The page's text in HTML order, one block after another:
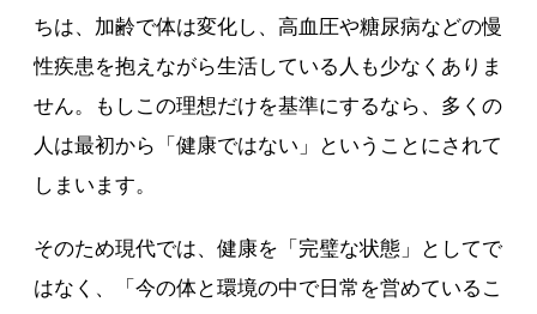
ちは、加齢で体は変化し、高血圧や糖尿病などの慢
性疾患を抱えながら生活している人も少なくありま
せん。もしこの理想だけを基準にするなら、多くの
人は最初から「健康ではない」ということにされて
しまいます。
そのため現代では、健康を「完璧な状態」としてで
はなく、「今の体と環境の中で日常を営めているこ